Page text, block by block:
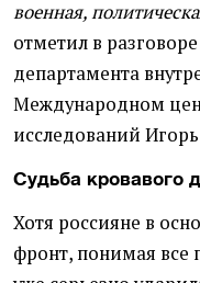
военная,
отметил в разговоре
департамента
Международном
исследований
Судьба кровавого
Хотя россияне в
фронт, понимая все